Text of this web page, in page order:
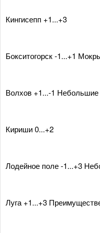
Кингисепп +1...+3
Бокситогорск -1...+1
Волхов +1...-1 Небольшие
Кириши 0...+2
Лодейное поле -1...+3
Луга +1...+3